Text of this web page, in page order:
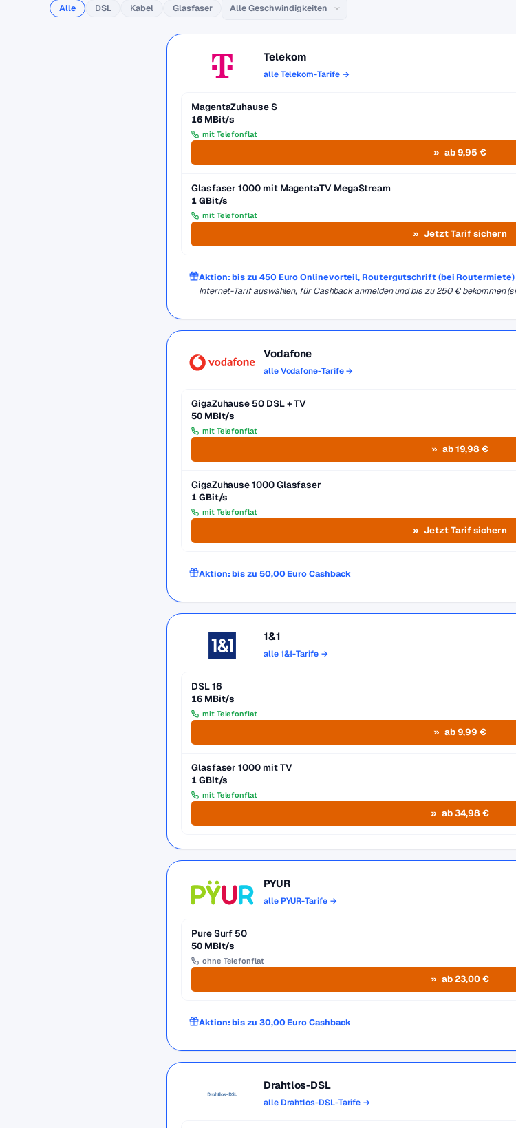
Alle DSL Kabel Glasfaser
Telekom
alle Telekom-Tarife →
MagentaZuhause S
16 MBit/s
mit Telefonflat
ab 9,95 €
Glasfaser 1000 mit MagentaTV MegaStream
1 GBit/s
mit Telefonflat
Jetzt Tarif sichern
Aktion: bis zu 450 Euro Onlinevorteil, Routergutschrift (bei Routermiete)
Internet-Tarif auswählen, für Cashback anmelden und bis zu 250 € bekommen
Vodafone
alle Vodafone-Tarife →
GigaZuhause 50 DSL + TV
50 MBit/s
mit Telefonflat
ab 19,98 €
GigaZuhause 1000 Glasfaser
1 GBit/s
mit Telefonflat
Jetzt Tarif sichern
Aktion: bis zu 50,00 Euro Cashback
1&1
alle 1&1-Tarife →
DSL 16
16 MBit/s
mit Telefonflat
ab 9,99 €
Glasfaser 1000 mit TV
1 GBit/s
mit Telefonflat
ab 34,98 €
PYUR
alle PYUR-Tarife →
Pure Surf 50
50 MBit/s
ohne Telefonflat
ab 23,00 €
Aktion: bis zu 30,00 Euro Cashback
Drahtlos-DSL
alle Drahtlos-DSL-Tarife →